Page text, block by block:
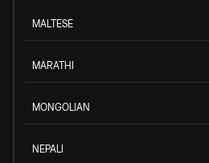
MALTESE
MARATHI
MONGOLIAN
NEPALI